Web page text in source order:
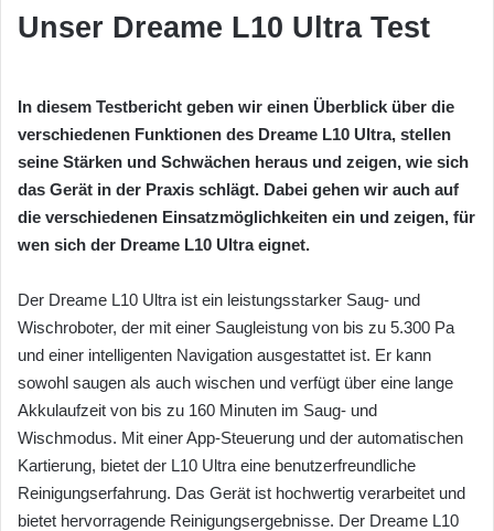
Unser Dreame L10 Ultra Test
In diesem Testbericht geben wir einen Überblick über die
verschiedenen Funktionen des Dreame L10 Ultra, stellen
seine Stärken und Schwächen heraus und zeigen, wie sich
das Gerät in der Praxis schlägt. Dabei gehen wir auch auf
die verschiedenen Einsatzmöglichkeiten ein und zeigen, für
wen sich der Dreame L10 Ultra eignet.
Der Dreame L10 Ultra ist ein leistungsstarker Saug- und
Wischroboter, der mit einer Saugleistung von bis zu 5.300 Pa
und einer intelligenten Navigation ausgestattet ist. Er kann
sowohl saugen als auch wischen und verfügt über eine lange
Akkulaufzeit von bis zu 160 Minuten im Saug- und
Wischmodus. Mit einer App-Steuerung und der automatischen
Kartierung, bietet der L10 Ultra eine benutzerfreundliche
Reinigungserfahrung. Das Gerät ist hochwertig verarbeitet und
bietet hervorragende Reinigungsergebnisse. Der Dreame L10